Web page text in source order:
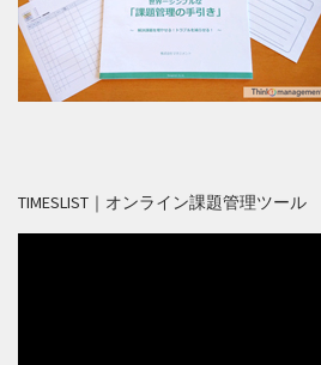
TIMESLIST｜オンライン課題管理ツール